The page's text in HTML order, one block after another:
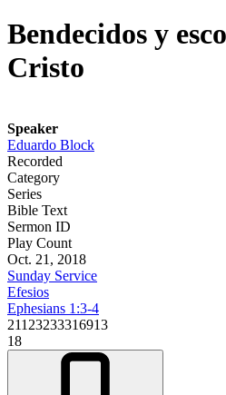
Bendecidos y
Cristo
Speaker
Eduardo Block
Recorded
Category
Series
Bible Text
Sermon ID
Play Count
Oct. 21, 2018
Sunday Service
Efesios
Ephesians 1:3-4
21123233316913
18